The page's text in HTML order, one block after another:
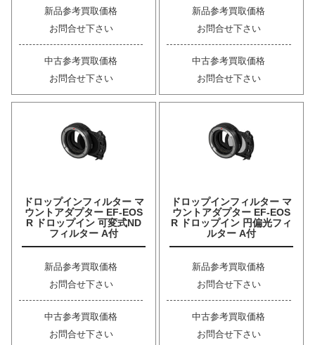
新品参考買取価格
お問合せ下さい
中古参考買取価格
お問合せ下さい
新品参考買取価格
お問合せ下さい
中古参考買取価格
お問合せ下さい
ドロップインフィルター マ
ウントアダプター EF-EOS
R ドロップイン 可変式ND
フィルター A付
新品参考買取価格
お問合せ下さい
中古参考買取価格
お問合せ下さい
ドロップインフィルター マ
ウントアダプター EF-EOS
R ドロップイン 円偏光フィ
ルター A付
新品参考買取価格
お問合せ下さい
中古参考買取価格
お問合せ下さい